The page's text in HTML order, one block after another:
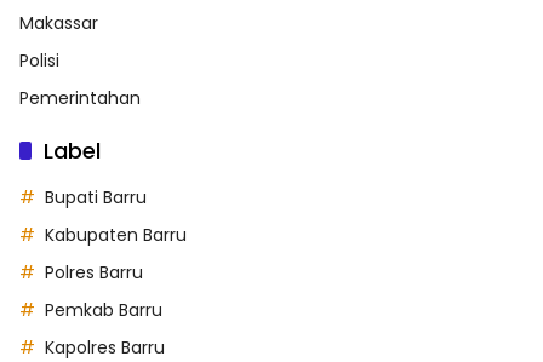
Makassar
Polisi
Pemerintahan
Label
Bupati Barru
Kabupaten Barru
Polres Barru
Pemkab Barru
Kapolres Barru